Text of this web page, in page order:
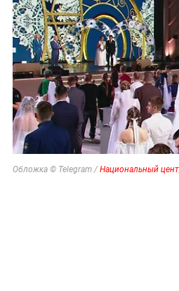
Обложка © Telegram / Национальный